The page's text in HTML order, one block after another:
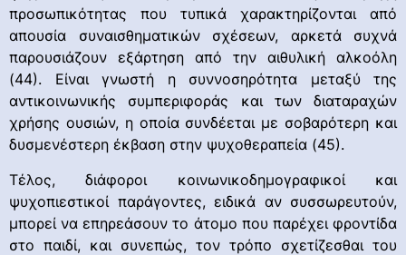
προσωπικότητας που τυπικά χαρακτηρίζονται από
απουσία συναισθηματικών σχέσεων, αρκετά συχνά
παρουσιάζουν εξάρτηση από την αιθυλική αλκοόλη
(44). Είναι γνωστή η συννοσηρότητα μεταξύ της
αντικοινωνικής συμπεριφοράς και των διαταραχών
χρήσης ουσιών, η οποία συνδέεται με σοβαρότερη και
δυσμενέστερη έκβαση στην ψυχοθεραπεία (45).
Τέλος, διάφοροι κοινωνικοδημογραφικοί και
ψυχοπιεστικοί παράγοντες, ειδικά αν συσσωρευτούν,
μπορεί να επηρεάσουν το άτομο που παρέχει φροντίδα
στο παιδί, και συνεπώς, τον τρόπο σχετίζεσθαι του